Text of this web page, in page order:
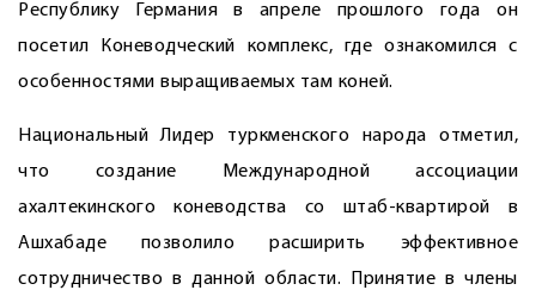
Республику Германия в апреле прошлого года он
посетил Коневодческий комплекс, где ознакомился с
особенностями выращиваемых там коней.
Национальный Лидер туркменского народа отметил,
что создание Международной ассоциации
ахалтекинского коневодства со штаб-квартирой в
Ашхабаде позволило расширить эффективное
сотрудничество в данной области. Принятие в члены